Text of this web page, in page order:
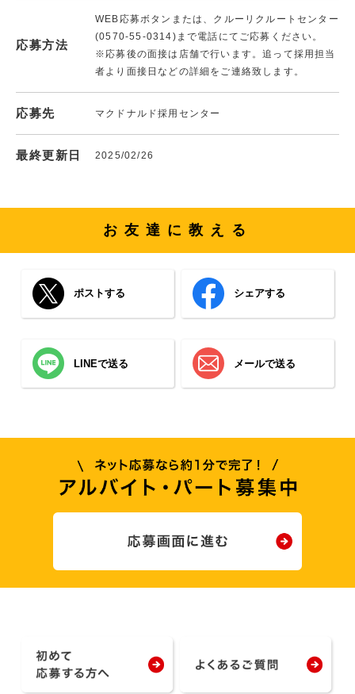
応募方法
WEB応募ボタンまたは、クルーリクルートセンター
(0570-55-0314)まで電話にてご応募ください。
※応募後の面接は店舗で行います。追って採用担当
者より面接日などの詳細をご連絡致します。
応募先 マクドナルド採用センター
最終更新日 2025/02/26
お友達に教える
ポストする シェアする
LINEで送る メールで送る